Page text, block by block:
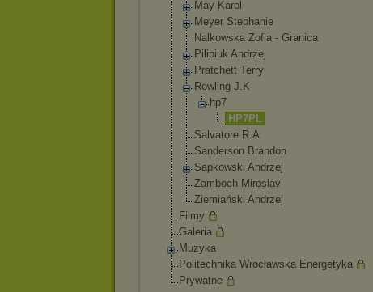
May Karol
Meyer Stephanie
Nalkowska Zofia - Granica
Pilipiuk Andrzej
Pratchett Terry
Rowling J.K
hp7
HP7PL
Salvatore R.A
Sanderson Brandon
Sapkowski Andrzej
Zamboch Miroslav
Ziemiański Andrzej
Filmy
Galeria
Muzyka
Politechnika Wrocławska Energetyka
Prywatne